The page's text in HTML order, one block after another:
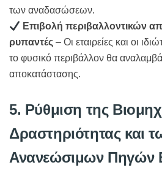
των αναδασώσεων.
Επιβολή περιβαλλοντικών
ρυπαντές – Οι εταιρείες και οι
το φυσικό περιβάλλον θα
αποκατάστασης.
5. Ρύθμιση της
Δραστηριότητας και
Ανανεώσιμων Πηγών